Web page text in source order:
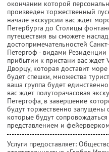
окончании которой
произведен торжественный
начале экскурсии вас ждет
Петербурга до Столицы
путешествия вы сможете
достопримечательностей
Петергоф - видами
прибытии к пристани вас ждет
Дворцу, которая доставит
будет спешки, множества
ваша группа будет
вас ждет полуторачасовая
Петергофа, в завершение
будут торжественно запущены
которые будут
представлением и
Услуги предоставляет: